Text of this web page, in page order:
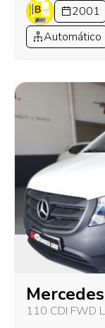
2001
Automático
110 CDI FWD